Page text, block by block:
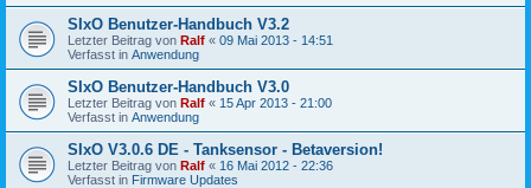
SIxO Benutzer-Handbuch V3.2
Letzter Beitrag von Ralf « 09 Mai 2013 - 14:51
Verfasst in Anwendung
SIxO Benutzer-Handbuch V3.0
Letzter Beitrag von Ralf « 15 Apr 2013 - 21:00
Verfasst in Anwendung
SIxO V3.0.6 DE - Tanksensor - Betaversion!
Letzter Beitrag von Ralf « 16 Mai 2012 - 22:36
Verfasst in Firmware Updates